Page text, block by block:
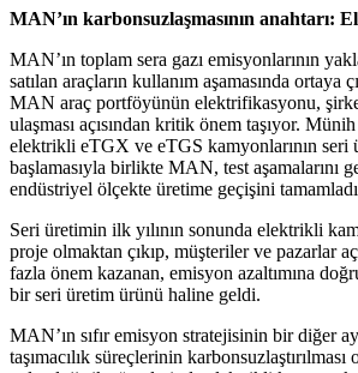
MAN’ın karbonsuzlaşmasının anahtarı:
MAN’ın toplam sera gazı emisyonlarının
satılan araçların kullanım aşamasında ortaya
MAN araç portföyünün elektrifikasyonu,
ulaşması açısından kritik önem taşıyor.
elektrikli eTGX ve eTGS kamyonlarının seri
başlamasıyla birlikte MAN, test aşamalarını
endüstriyel ölçekte üretime geçişini
Seri üretimin ilk yılının sonunda elektrikli
proje olmaktan çıkıp, müşteriler ve pazarlar
fazla önem kazanan, emisyon azaltımına
bir seri üretim ürünü haline geldi.
MAN’ın sıfır emisyon stratejisinin bir diğer
taşımacılık süreçlerinin